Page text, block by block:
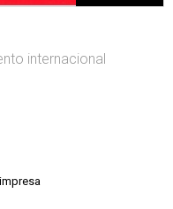
internacional